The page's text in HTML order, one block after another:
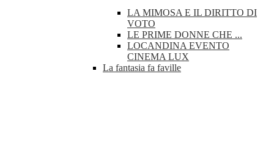
LA MIMOSA E IL DIRITTO DI
VOTO
LE PRIME DONNE CHE ...
LOCANDINA EVENTO
CINEMA LUX
La fantasia fa faville